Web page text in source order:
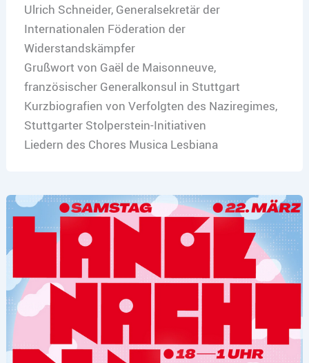
Ulrich Schneider, Generalsekretär der
Internationalen Föderation der
Widerstandskämpfer
Grußwort von Gaël de Maisonneuve,
französischer Generalkonsul in Stuttgart
Kurzbiografien von Verfolgten des Naziregimes,
Stuttgarter Stolperstein-Initiativen
Liedern des Chores Musica Lesbiana